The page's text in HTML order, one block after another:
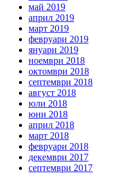
май 2019
април 2019
март 2019
февруари 2019
януари 2019
ноември 2018
октомври 2018
септември 2018
август 2018
юли 2018
юни 2018
април 2018
март 2018
февруари 2018
декември 2017
септември 2017